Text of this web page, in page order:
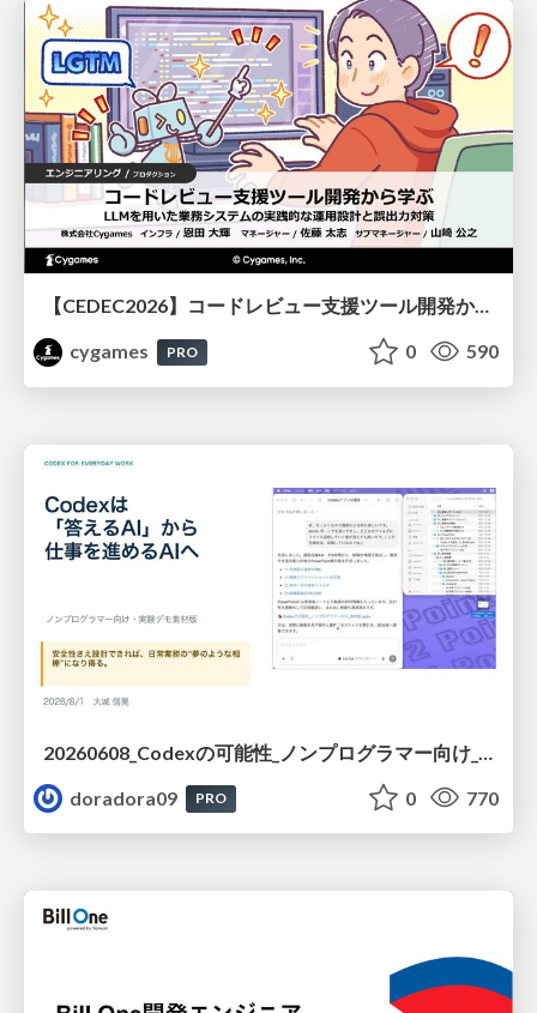
【CEDEC2026】コードレビュー支援ツール開発から学ぶ：LLMを用いた業務システムの実践的な運用設計と誤出力対策
cygames
PRO 0 590
doradora09
PRO 0 770